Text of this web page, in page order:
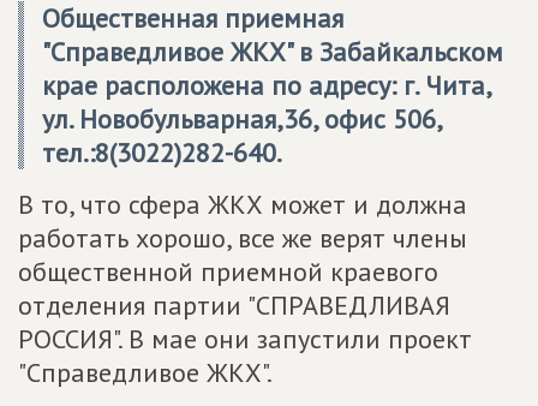
Общественная приемная
"Справедливое ЖКХ" в Забайкальском
крае расположена по адресу: г. Чита,
ул. Новобульварная,36, офис 506,
тел.:8(3022)282-640.
В то, что сфера ЖКХ может и должна
работать хорошо, все же верят члены
общественной приемной краевого
отделения партии "СПРАВЕДЛИВАЯ
РОССИЯ". В мае они запустили проект
"Справедливое ЖКХ".